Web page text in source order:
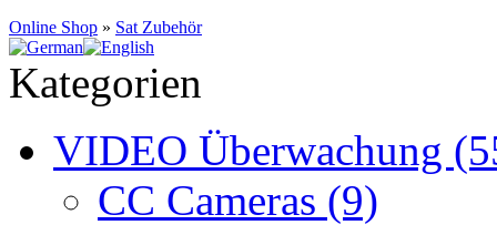
Online Shop » Sat Zubehör
Kategorien
VIDEO Überwachung
CC Cameras (9)